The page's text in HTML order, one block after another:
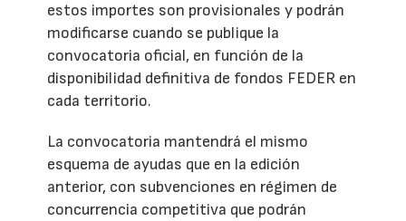
estos importes son provisionales y podrán
modificarse cuando se publique la
convocatoria oficial, en función de la
disponibilidad definitiva de fondos FEDER en
cada territorio.
La convocatoria mantendrá el mismo
esquema de ayudas que en la edición
anterior, con subvenciones en régimen de
concurrencia competitiva que podrán